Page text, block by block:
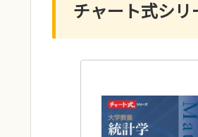
チャート式シリ